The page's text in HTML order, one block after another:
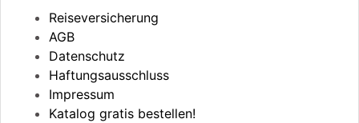
Reiseversicherung
AGB
Datenschutz
Haftungsausschluss
Impressum
Katalog gratis bestellen!